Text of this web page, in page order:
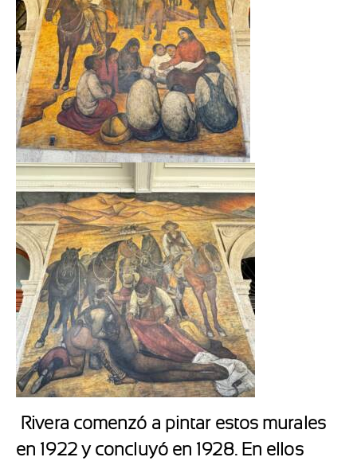
Rivera comenzó a pintar estos murales
en 1922 y concluyó en 1928. En ellos